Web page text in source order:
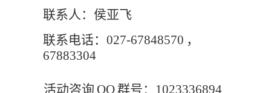
联系人：侯亚飞
联系电话：027-67848570 ，
67883304
活动咨询 QQ群号： 1023336894